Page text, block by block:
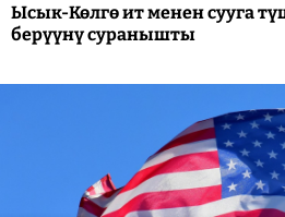
Ысык-Көлгө ит менен сууга
берүүнү суранышты